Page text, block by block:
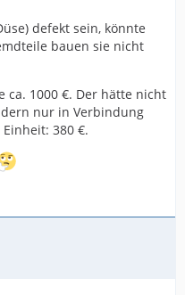
defekt sein, könnte
bauen sie nicht
ca. 1000 €. Der hätte nicht
nur in Verbindung
380 €.